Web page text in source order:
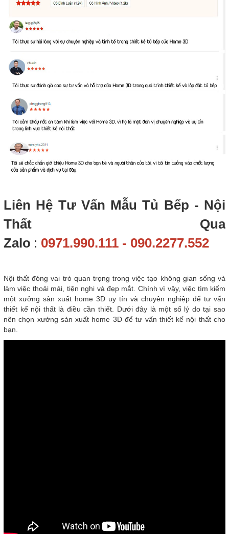
Liên Hệ Tư Vấn Mẫu Tủ Bếp - Nội
Thất Qua
Zalo : 0971.990.111 - 090.2277.552
Nội thất đóng vai trò quan trọng trong việc tạo không gian sống và
làm việc thoải mái, tiện nghi và đẹp mắt. Chính vì vậy, việc tìm kiếm
một xưởng sản xuất home 3D uy tín và chuyên nghiệp để tư vấn
thiết kế nội thất là điều cần thiết. Dưới đây là một số lý do tại sao
nên chọn xưởng sản xuất home 3D để tư vấn thiết kế nội thất cho
bạn.